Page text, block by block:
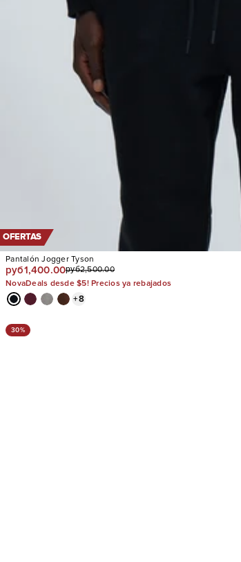
OFERTAS
Pantalón Jogger Tyson
руб1,400.00руб2,500.00
NovaDeals desde $5! Precios ya rebajados
+8
30%